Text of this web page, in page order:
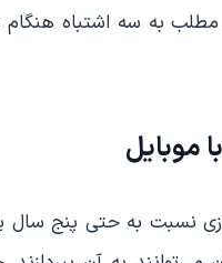
به سه اشتباه هنگام
موبایل
نسبت به حتی پنج